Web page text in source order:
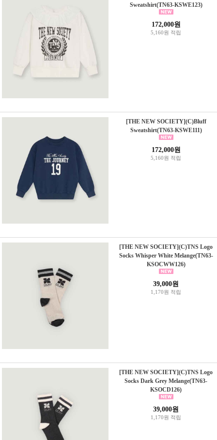
Sweatshirt(TN63-KSWE123)
172,000원
5,160원 적립
[THE NEW SOCIETY](C)Bluff
Sweatshirt(TN63-KSWE111)
172,000원
5,160원 적립
[THE NEW SOCIETY](C)TNS Logo
Socks Whisper White Melange(TN63-
KSOCWW126)
39,000원
1,170원 적립
[THE NEW SOCIETY](C)TNS Logo
Socks Dark Grey Melange(TN63-
KSOCD126)
39,000원
1,170원 적립